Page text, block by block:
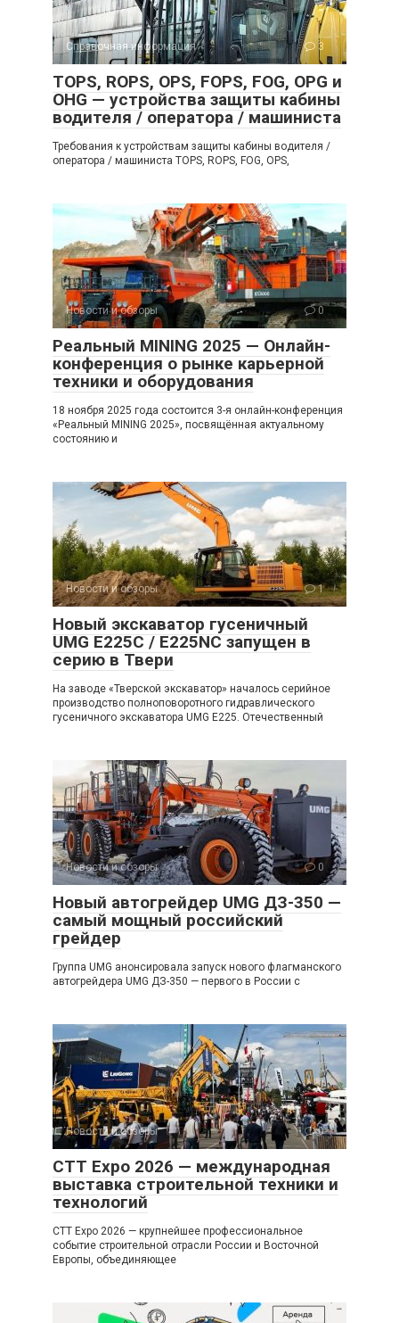
Справочная информация 3
TOPS, ROPS, OPS, FOPS, FOG, OPG и
OHG — устройства защиты кабины
водителя / оператора / машиниста
Требования к устройствам защиты кабины водителя /
оператора / машиниста TOPS, ROPS, FOG, OPS,
Новости и обзоры 0
Реальный MINING 2025 — Онлайн-
конференция о рынке карьерной
техники и оборудования
18 ноября 2025 года состоится 3-я онлайн-конференция
«Реальный MINING 2025», посвящённая актуальному
состоянию и
Новости и обзоры 1
Новый экскаватор гусеничный
UMG E225C / E225NC запущен в
серию в Твери
На заводе «Тверской экскаватор» началось серийное
производство полноповоротного гидравлического
гусеничного экскаватора UMG E225. Отечественный
Новости и обзоры 0
Новый автогрейдер UMG ДЗ-350 —
самый мощный российский
грейдер
Группа UMG анонсировала запуск нового флагманского
автогрейдера UMG ДЗ-350 — первого в России с
Новости и обзоры 0
CTT Expo 2026 — международная
выставка строительной техники и
технологий
CTT Expo 2026 — крупнейшее профессиональное
событие строительной отрасли России и Восточной
Европы, объединяющее